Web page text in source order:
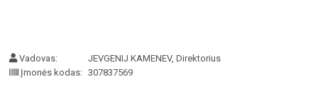
Vadovas:
JEVGENIJ KAMENEV, Direktorius
Įmonės kodas: 307837569